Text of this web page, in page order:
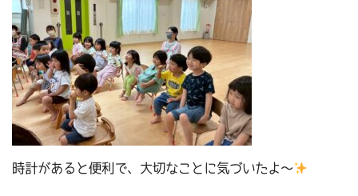
時計があると便利で、大切なことに気づいたよ～